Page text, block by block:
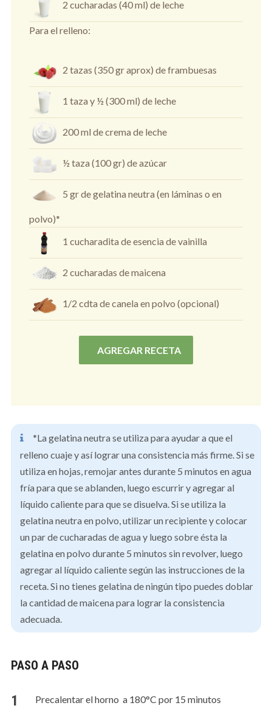
2 cucharadas (40 ml) de leche
Para el relleno:
2 tazas (350 gr aprox) de frambuesas
1 taza y ½ (300 ml) de leche
200 ml de crema de leche
½ taza (100 gr) de azúcar
5 gr de gelatina neutra (en láminas o en
polvo)*
1 cucharadita de esencia de vainilla
2 cucharadas de maicena
1/2 cdta de canela en polvo (opcional)
AGREGAR RECETA
*La gelatina neutra se utiliza para ayudar a que el
relleno cuaje y así lograr una consistencia más firme. Si se
utiliza en hojas, remojar antes durante 5 minutos en agua
fría para que se ablanden, luego escurrir y agregar al
líquido caliente para que se disuelva. Si se utiliza la
gelatina neutra en polvo, utilizar un recipiente y colocar
un par de cucharadas de agua y luego sobre ésta la
gelatina en polvo durante 5 minutos sin revolver, luego
agregar al líquido caliente según las instrucciones de la
receta. Si no tienes gelatina de ningún tipo puedes doblar
la cantidad de maicena para lograr la consistencia
adecuada.
PASO A PASO
Precalentar el horno a 180°C por 15 minutos